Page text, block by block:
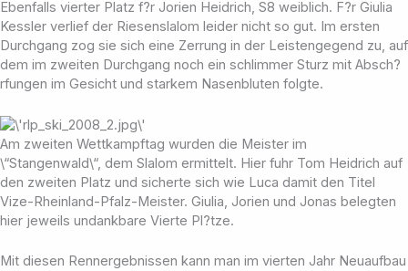
Ebenfalls vierter Platz f?r Jorien Heidrich, S8 weiblich. F?r Giulia
Kessler verlief der Riesenslalom leider nicht so gut. Im ersten
Durchgang zog sie sich eine Zerrung in der Leistengegend zu, auf
dem im zweiten Durchgang noch ein schlimmer Sturz mit Absch?
rfungen im Gesicht und starkem Nasenbluten folgte.
Am zweiten Wettkampftag wurden die Meister im
\“Stangenwald\“, dem Slalom ermittelt. Hier fuhr Tom Heidrich auf
den zweiten Platz und sicherte sich wie Luca damit den Titel
Vize-Rheinland-Pfalz-Meister. Giulia, Jorien und Jonas belegten
hier jeweils undankbare Vierte Pl?tze.
Mit diesen Rennergebnissen kann man im vierten Jahr Neuaufbau